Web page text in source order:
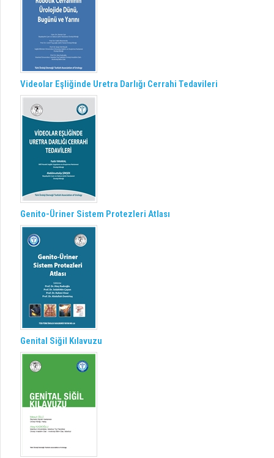
Videolar Eşliğinde Uretra Darlığı Cerrahi Tedavileri
Genito-Üriner Sistem Protezleri Atlası
Genital Siğil Kılavuzu